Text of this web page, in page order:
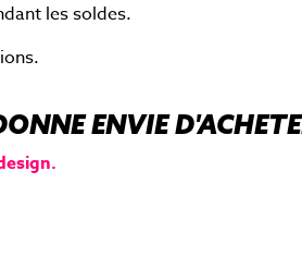
les soldes.
ENVIE